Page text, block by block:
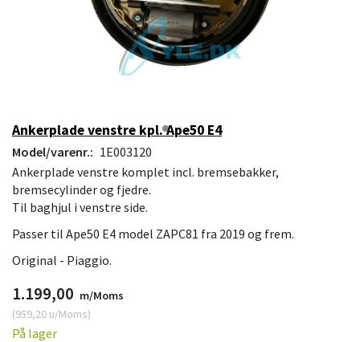
Ankerplade venstre kpl. Ape50 E4
Model/varenr.: 1E003120
Ankerplade venstre komplet incl. bremsebakker,
bremsecylinder og fjedre.
Til baghjul i venstre side.
Passer til Ape50 E4 model ZAPC81 fra 2019 og frem.
Original - Piaggio.
1.199,00 m/Moms
(959,20 u/Moms)
På lager